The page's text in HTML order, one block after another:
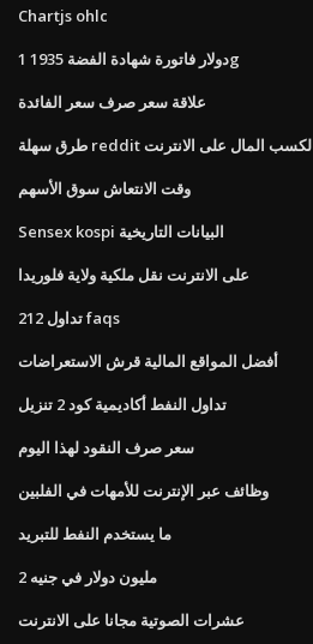
Chartjs ohlc
1 دولار فاتورة شهادة الفضة 1935g
علاقة سعر صرف سعر الفائدة
طرق سهلة reddit لكسب المال على الانترنت
وقت الانتعاش سوق الأسهم
Sensex kospi البيانات التاريخية
على الانترنت نقل ملكية ولاية فلوريدا
تداول 212 faqs
أفضل المواقع المالية قرش الاستعراضات
تداول النفط أكاديمية كود 2 تنزيل
سعر صرف النقود لهذا اليوم
وظائف عبر الإنترنت للأمهات في الفلبين
ما يستخدم النفط للتبريد
2 مليون دولار في جنيه
عشرات الصوتية مجانا على الانترنت